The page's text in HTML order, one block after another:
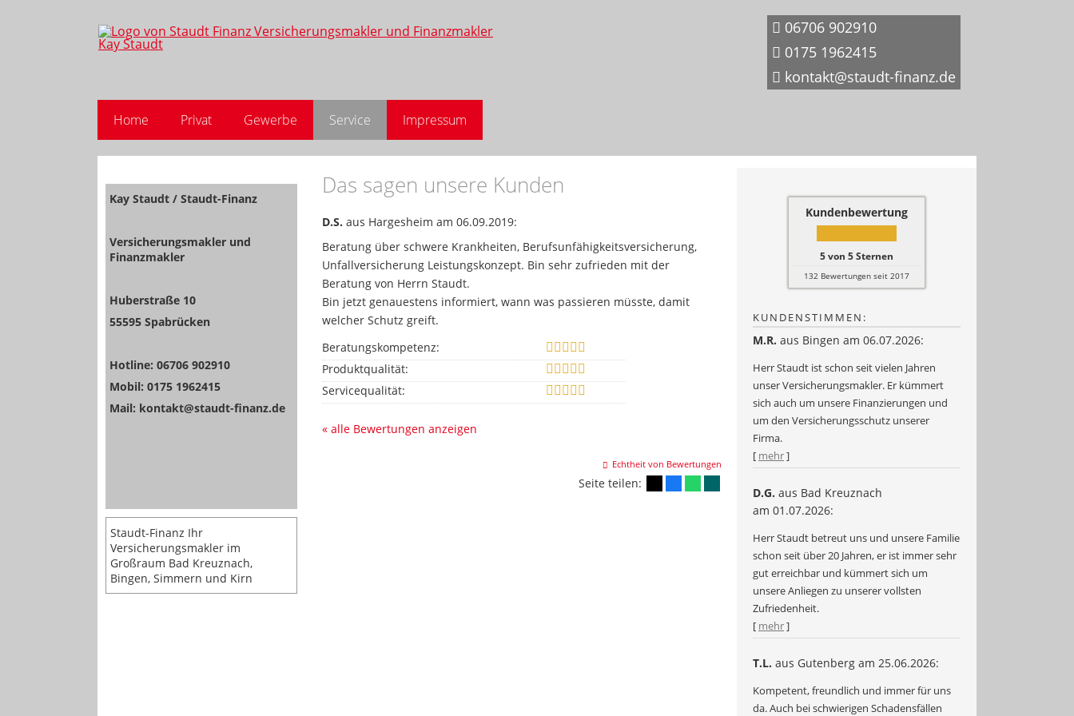
06706 902910
0175 1962415
kontakt@staudt-finanz.de
Home Privat Gewerbe Service Impressum
Kay Staudt / Staudt-Finanz
Versicherungsmakler und
Finanzmakler
Huberstraße 10
55595 Spabrücken
Hotline: 06706 902910
Mobil: 0175 1962415
Mail: kontakt@staudt-finanz.de
Staudt-Finanz Ihr
Versicherungsmakler im
Großraum Bad Kreuznach,
Bingen, Simmern und Kirn
Kundenbewertung
5von 5Sternen
132 Bewertungen seit 2017
KUNDENSTIMMEN:
M.R. aus Bingen am 06.07.2026:
Herr Staudt ist schon seit vielen Jahren
unser Versicherungsmakler. Er kümmert
sich auch um unsere Finanzierungen und
um den Versicherungsschutz unserer
Firma.
[ mehr]
D.G. aus Bad Kreuznach
am 01.07.2026:
Herr Staudt betreut uns und unsere Familie
schon seit über 20 Jahren, er ist immer sehr
gut erreichbar und kümmert sich um
unsere Anliegen zu unserer vollsten
Zufriedenheit.
[ mehr]
T.L. aus Gutenberg am 25.06.2026:
Kompetent, freundlich und immer für uns
da. Auch bei schwierigen Schadensfällen
Das sagen unsere Kunden
D.S. aus Hargesheim am 06.09.2019:
Beratung über schwere Krankheiten, Berufsunfähigkeitsversicherung,
Unfallversicherung Leistungskonzept. Bin sehr zufrieden mit der
Beratung von Herrn Staudt.
Bin jetzt genauestens informiert, wann was passieren müsste, damit
welcher Schutz greift.
Beratungskompetenz:
Produktqualität:
Servicequalität:
« alle Bewertungen anzeigen
Echtheit von Bewertungen
Seite teilen: